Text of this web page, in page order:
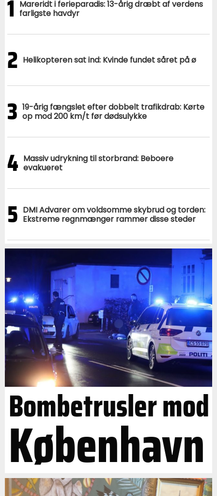
1 Mareridt i ferieparadis: 13-årig dræbt af verdens
farligste havdyr
2 Helikopteren sat ind: Kvinde fundet såret på ø
3 19-årig fængslet efter dobbelt trafikdrab: Kørte
op mod 200 km/t før dødsulykke
4 Massiv udrykning til storbrand: Beboere
evakueret
5 DMI Advarer om voldsomme skybrud og torden:
Ekstreme regnmænger rammer disse steder
Bombetrusler mod
København